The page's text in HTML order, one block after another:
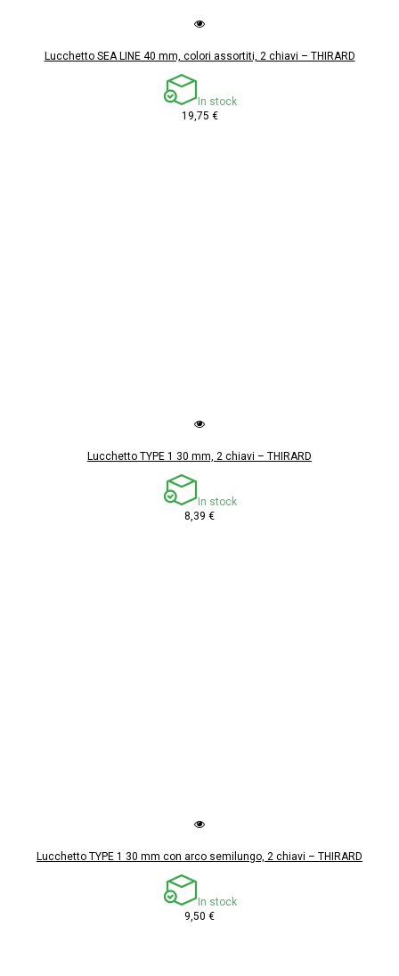
Lucchetto SEA LINE 40 mm, colori assortiti, 2 chiavi – THIRARD
In stock
19,75 €
Lucchetto TYPE 1 30 mm, 2 chiavi – THIRARD
In stock
8,39 €
Lucchetto TYPE 1 30 mm con arco semilungo, 2 chiavi – THIRARD
In stock
9,50 €